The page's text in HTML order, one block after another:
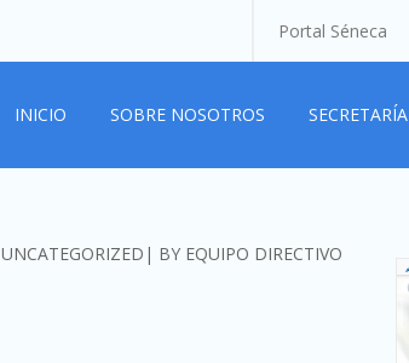
Portal Séneca
INICIO SOBRE NOSOTROS SECRETARÍA
UNCATEGORIZED BY EQUIPO DIRECTIVO